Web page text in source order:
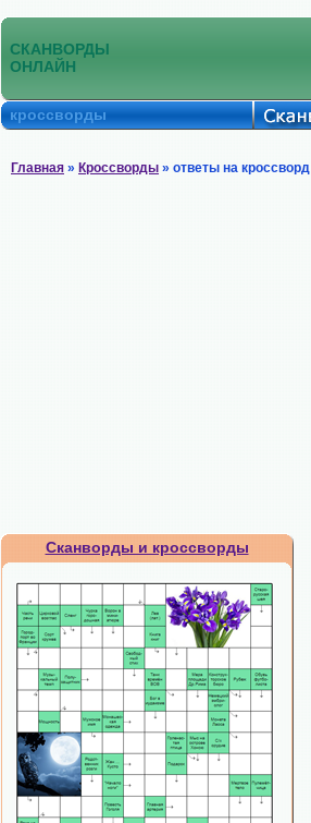
СКАНВОРДЫ
ОНЛАЙН
кроссворды
Главная » Кроссворды » ответы на кроссворд
Сканворды и кроссворды